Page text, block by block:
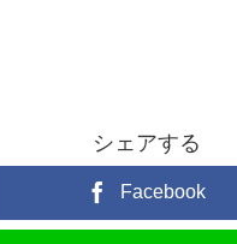
シェアする
Facebook